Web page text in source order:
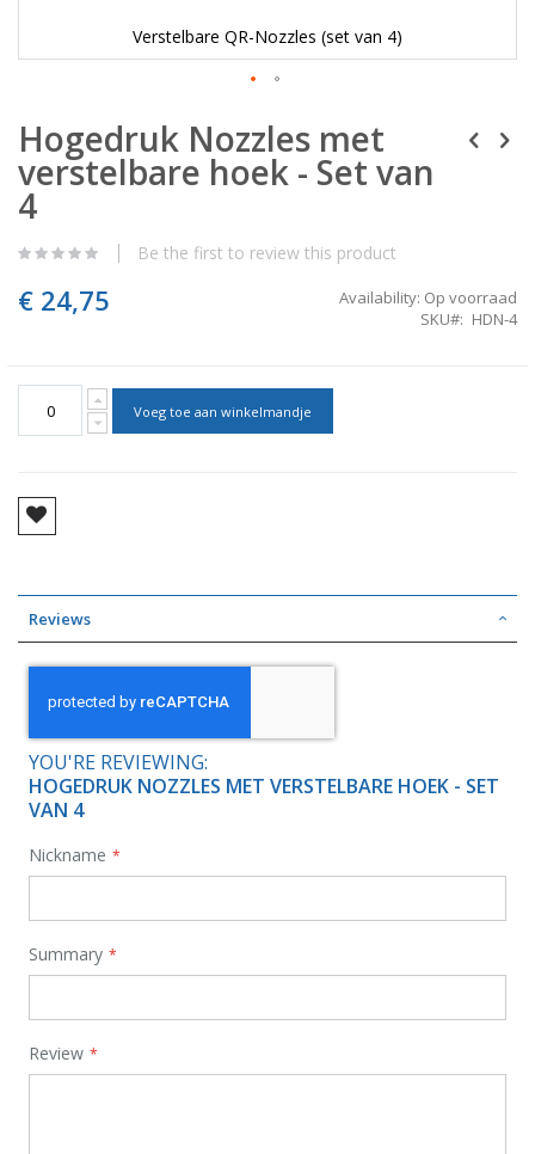
Verstelbare QR-Nozzles (set van 4)
to
the
beginning
of
the
gallery
Hogedruk Nozzles met
verstelbare hoek - Set van
4
Be the first to review this product
€ 24,75 Availability: Op voorraad
SKU
HDN-4
Voeg toe aan winkelmandje
Reviews
YOU'RE REVIEWING:
HOGEDRUK NOZZLES MET VERSTELBARE HOEK - SET
VAN 4
Nickname
Summary
Review